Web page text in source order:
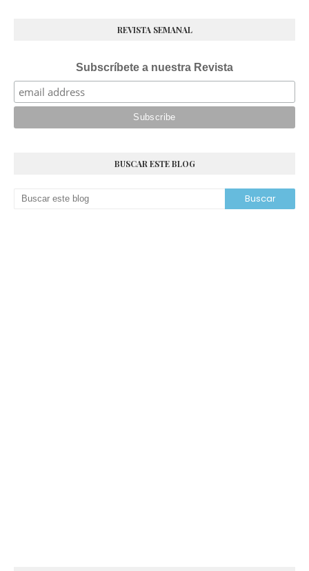
REVISTA SEMANAL
Subscríbete a nuestra Revista
BUSCAR ESTE BLOG